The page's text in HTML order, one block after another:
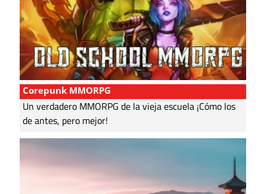
Corepunk MMORPG
Un verdadero MMORPG de la vieja escuela ¡Cómo los
de antes, pero mejor!